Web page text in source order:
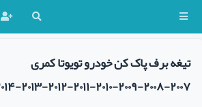

تیغه برف پاک کن خودرو تویوتا کمری
۲۰۰۷-۲۰۰۸-۲۰۰۹-۲۰۱۰-۲۰۱۱-۲۰۱۲-۲۰۱۳-۲۰۱۴-۲۰۱۵-۲۰۱۶-۲۰۱۷